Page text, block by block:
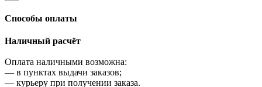
Cпособы оплаты
Наличный расчёт
Оплата наличными возможна:
— в пунктах выдачи заказов;
— курьеру при получении заказа.